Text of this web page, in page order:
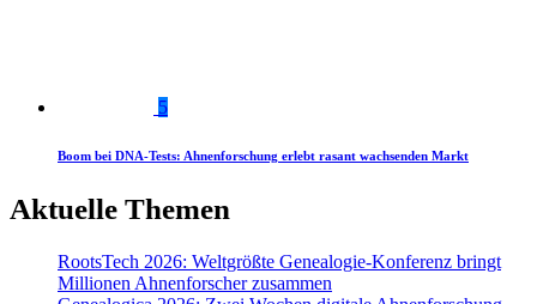
5
Boom bei DNA-Tests: Ahnenforschung erlebt rasant wachsenden Markt
Aktuelle Themen
RootsTech 2026: Weltgrößte Genealogie-Konferenz bringt
Millionen Ahnenforscher zusammen